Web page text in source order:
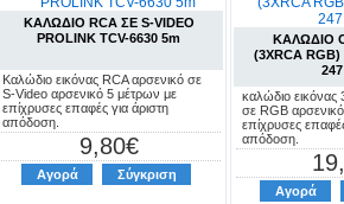
ΚΑΛΩΔΙΟ RCA ΣΕ S-VIDEO
PROLINK TCV-6630 5m
Καλώδιο εικόνας RCA αρσενικό σε
S-Video αρσενικό 5 μέτρων με
επίχρυσες επαφές για άριστη
απόδοση.
9,80€
Αγορά Σύγκριση
ΚΑΛΩΔΙΟ
(3XRCA RGB)
καλώδιο εικόνας
σε RGB
επίχρυσες
απόδοση.
Αγορά